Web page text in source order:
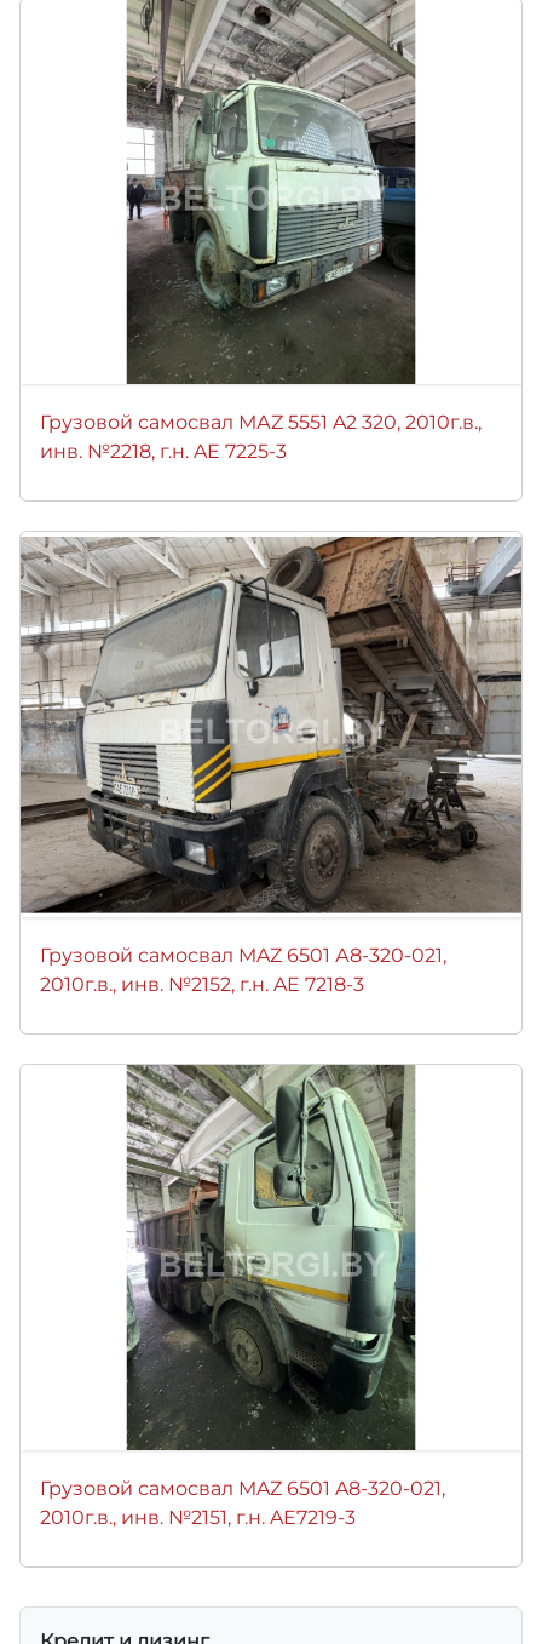
Грузовой самосвал МАZ 5551 A2 320, 2010г.в.,
инв. №2218, г.н. AE 7225-3
Грузовой самосвал MAZ 6501 А8-320-021,
2010г.в., инв. №2152, г.н. AE 7218-3
Грузовой самосвал MAZ 6501 A8-320-021,
2010г.в., инв. №2151, г.н. AE7219-3